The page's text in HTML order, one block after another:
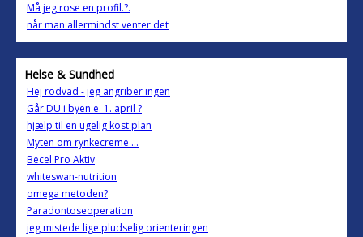
Må jeg rose en profil.?.
når man allermindst venter det
Helse & Sundhed
Hej rodvad - jeg angriber ingen
Går DU i byen e. 1. april ?
hjælp til en ugelig kost plan
Myten om rynkecreme ...
Becel Pro Aktiv
whiteswan-nutrition
omega metoden?
Paradontoseoperation
jeg mistede lige pludselig orienteringen